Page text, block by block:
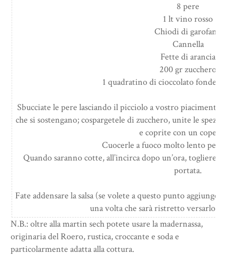
8 pere
1 lt vino rosso
Chiodi di garofano
Cannella
Fette di arancia
200 gr zucchero
1 quadratino di cioccolato
Sbucciate le pere lasciando il picciolo a vostro piacimento
che si sostengano; cospargetele di zucchero, unite le
e coprite con un
Cuocerle a fuoco molto lento per
Quando saranno cotte, all’incirca dopo un’ora, togliere
portata.
Fate addensare la salsa (se volete a questo punto
una volta che sarà ristretto versarlo
N.B.: oltre alla martin sech potete usare la madernassa,
originaria del Roero, rustica, croccante e soda e
particolarmente adatta alla cottura.